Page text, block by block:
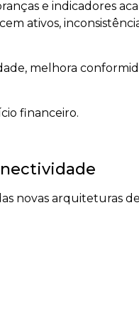
e indicadores
ativos,
melhora
financeiro.
novas arquiteturas